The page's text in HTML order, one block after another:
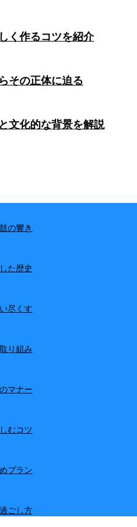
く作るコツを紹介
その正体に迫る
文化的な背景を解説
の響き
た歴史
尽くす
り組み
マナー
むコツ
プラン
ごし方